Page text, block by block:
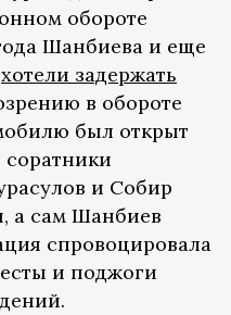
обороте
Шанбиева и еще
хотели задержать
в обороте
был открыт
соратники
и Собир
а сам Шанбиев
спровоцировала
и поджоги